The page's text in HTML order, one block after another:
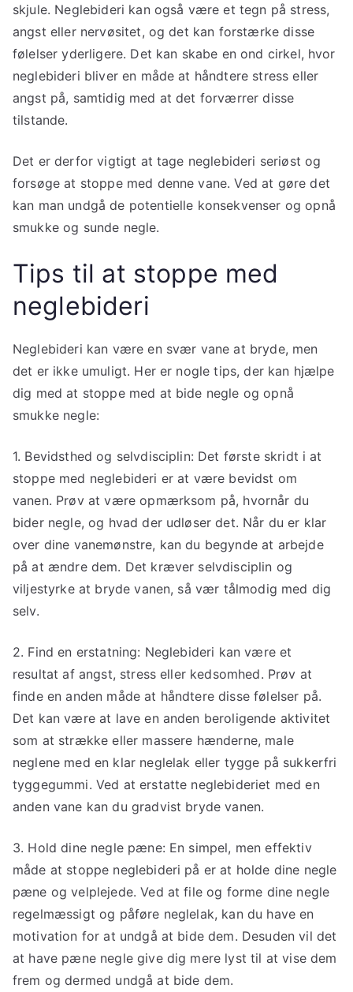
skjule. Neglebideri kan også være et tegn på stress,
angst eller nervøsitet, og det kan forstærke disse
følelser yderligere. Det kan skabe en ond cirkel, hvor
neglebideri bliver en måde at håndtere stress eller
angst på, samtidig med at det forværrer disse
tilstande.
Det er derfor vigtigt at tage neglebideri seriøst og
forsøge at stoppe med denne vane. Ved at gøre det
kan man undgå de potentielle konsekvenser og opnå
smukke og sunde negle.
Tips til at stoppe med
neglebideri
Neglebideri kan være en svær vane at bryde, men
det er ikke umuligt. Her er nogle tips, der kan hjælpe
dig med at stoppe med at bide negle og opnå
smukke negle:
1. Bevidsthed og selvdisciplin: Det første skridt i at
stoppe med neglebideri er at være bevidst om
vanen. Prøv at være opmærksom på, hvornår du
bider negle, og hvad der udløser det. Når du er klar
over dine vanemønstre, kan du begynde at arbejde
på at ændre dem. Det kræver selvdisciplin og
viljestyrke at bryde vanen, så vær tålmodig med dig
selv.
2. Find en erstatning: Neglebideri kan være et
resultat af angst, stress eller kedsomhed. Prøv at
finde en anden måde at håndtere disse følelser på.
Det kan være at lave en anden beroligende aktivitet
som at strække eller massere hænderne, male
neglene med en klar neglelak eller tygge på sukkerfri
tyggegummi. Ved at erstatte neglebideriet med en
anden vane kan du gradvist bryde vanen.
3. Hold dine negle pæne: En simpel, men effektiv
måde at stoppe neglebideri på er at holde dine negle
pæne og velplejede. Ved at file og forme dine negle
regelmæssigt og påføre neglelak, kan du have en
motivation for at undgå at bide dem. Desuden vil det
at have pæne negle give dig mere lyst til at vise dem
frem og dermed undgå at bide dem.